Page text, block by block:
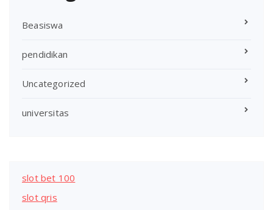
Beasiswa
pendidikan
Uncategorized
universitas
slot bet 100
slot qris